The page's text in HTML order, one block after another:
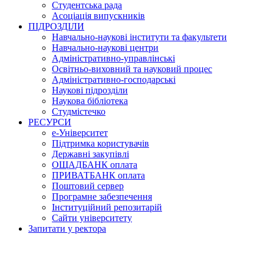
Студентська рада
Асоціація випускників
ПІДРОЗДІЛИ
Навчально-наукові інститути та факультети
Навчально-наукові центри
Адміністративно-управлінські
Освітньо-виховний та науковий процес
Адміністративно-господарські
Наукові підрозділи
Наукова бібліотека
Студмістечко
РЕСУРСИ
е-Університет
Підтримка користувачів
Державні закупівлі
ОЩАДБАНК оплата
ПРИВАТБАНК оплата
Поштовий сервер
Програмне забезпечення
Інституційний репозитарій
Сайти університету
Запитати у ректора